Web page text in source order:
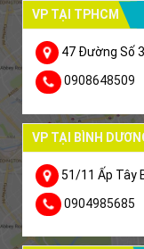
VP TẠI TPHCM
47 Đường Số
0908648509
VP TẠI BÌNH
51/11 Ấp Tây
0904985685